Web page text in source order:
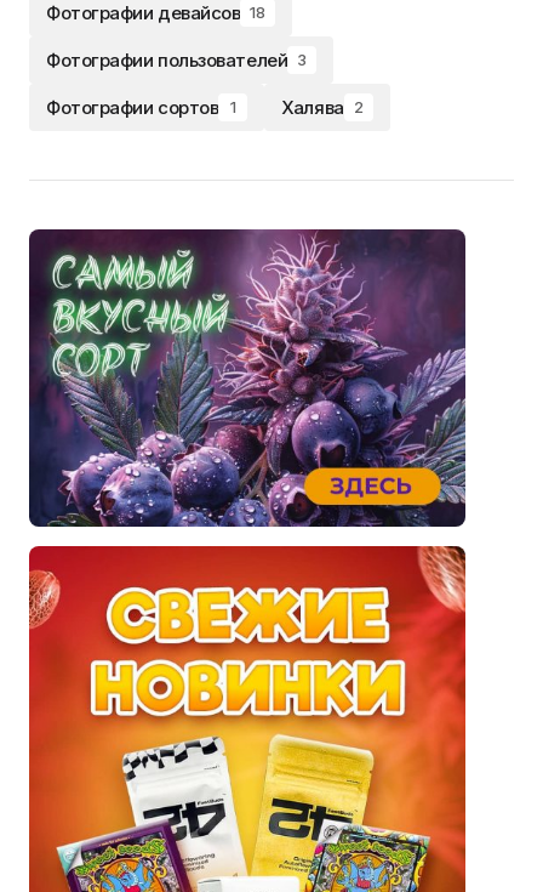
Фотографии девайсов 18
Фотографии пользователей 3
Фотографии сортов 1 Халява 2